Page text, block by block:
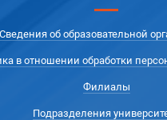
Сведения об образовательной
в отношении обработки
Филиалы
Подразделения